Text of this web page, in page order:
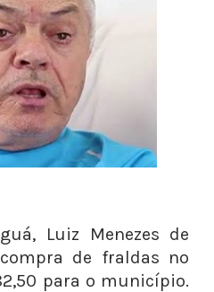
Luiz Menezes de
de fraldas no
para o município.